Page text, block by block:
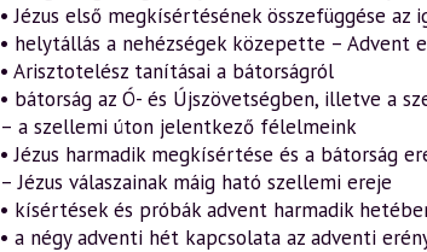
(2016.12.02.)
mennyiség
• Jézus első megkísértésének összefüggése az
• helytállás a nehézségek közepette – Advent
• Arisztotelész tanításai a bátorságról
• bátorság az Ó- és Újszövetségben, illetve a
– a szellemi úton jelentkező félelmeink
• Jézus harmadik megkísértése és a bátorság
– Jézus válaszainak máig ható szellemi ereje
• kísértések és próbák advent harmadik
• a négy adventi hét kapcsolata az adventi